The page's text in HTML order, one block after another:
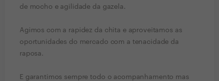
de mocho e agilidade da gazela.
Agimos com a rapidez da chita e aproveitamos as
oportunidades do mercado com a tenacidade da
raposa.
E garantimos sempre todo o acompanhamento mas